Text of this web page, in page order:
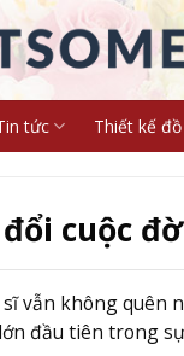
tức Thiết kế
cuộc
vẫn không quên
đầu tiên trong